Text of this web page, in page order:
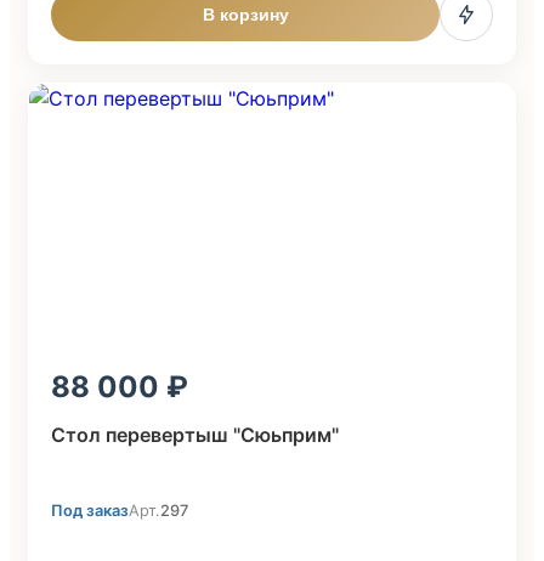
В корзину
88 000
Стол перевертыш "Сюьприм"
Под заказАрт. 297